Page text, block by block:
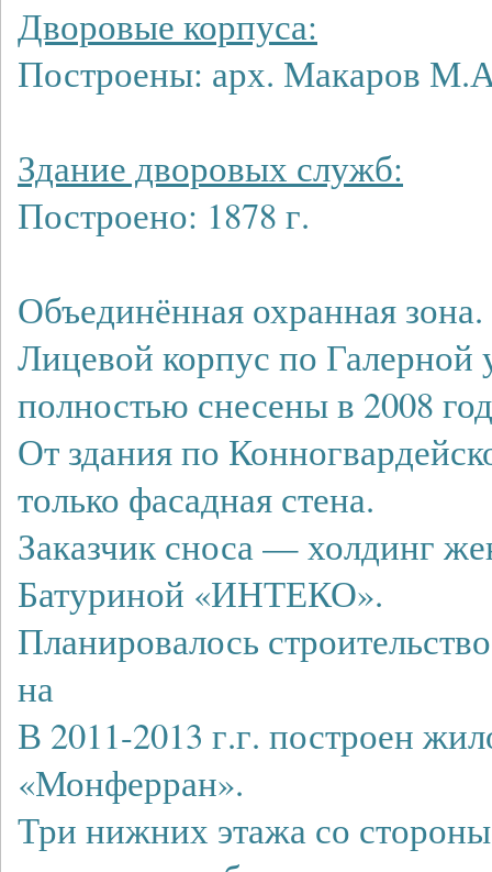
Дворовые корпуса:
Построены: арх. Макаров
Здание дворовых служб:
Построено: 1878 г.
Объединённая охранная зона.
Лицевой корпус по Галерной
полностью снесены в 2008
От здания по
только фасадная стена.
Заказчик сноса — холдинг
Батуриной «ИНТЕКО».
Планировалось
на
В 2011-2013 г.г. построен
«Монферран».
Три нижних этажа со